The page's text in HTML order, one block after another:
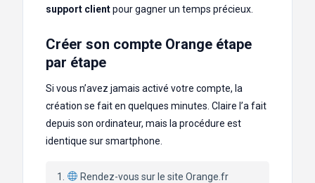
support clientpour gagner un temps précieux.
Créer son compte Orange étape
par étape
Si vous n’avez jamais activé votre compte, la
création se fait en quelques minutes. Claire l’a fait
depuis son ordinateur, mais la procédure est
identique sur smartphone.
Rendez-vous sur le site Orange.fr